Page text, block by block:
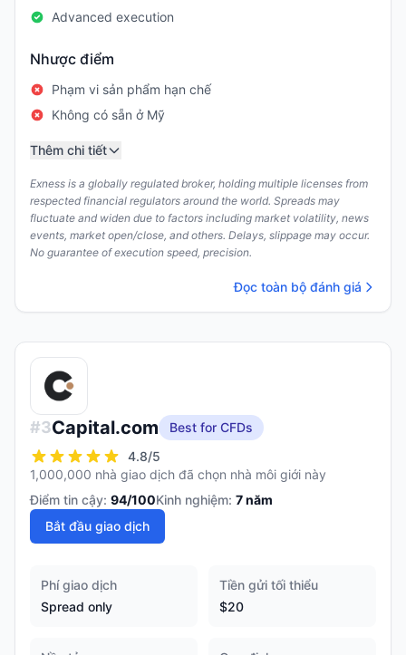
Advanced execution
Nhược điểm
Phạm vi sản phẩm hạn chế
Không có sẵn ở Mỹ
Thêm chi tiết
Exness is a globally regulated broker, holding multiple licenses from
respected financial regulators around the world. Spreads may
fluctuate and widen due to factors including market volatility, news
events, market open/close, and others. Delays, slippage may occur.
No guarantee of execution speed, precision.
Đọc toàn bộ đánh giá
#3Capital.com
Best for CFDs
4.8/5
1,000,000 nhà giao dịch đã chọn nhà môi giới này
Điểm tin cậy: 94/100Kinh nghiệm: 7năm
Bắt đầu giao dịch
Phí giao dịch
Spread only
Tiền gửi tối thiểu
$20